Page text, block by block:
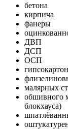
бетона
кирпича
фанеры
ДВП
ДСП
ОСП
малярных
обшивного
блокхауса)